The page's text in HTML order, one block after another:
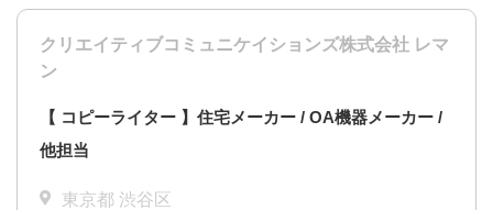
クリエイティブコミュニケイションズ株式会社 レマ
ン
【 コピーライター 】住宅メーカー / OA機器メーカー /
他担当
東京都 渋谷区